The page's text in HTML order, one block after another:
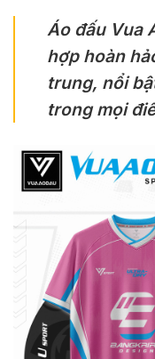
Áo đấu Vua
hợp hoàn
trung, nổi
trong mọi